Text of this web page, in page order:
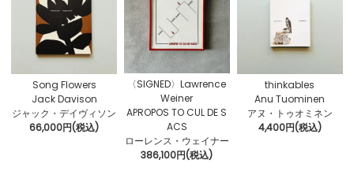
Song Flowers
Jack Davison
ジャック・デイヴィソン
66,000円(税込)
〈SIGNED〉Lawrence
Weiner
APROPOS TO CUL DE S
ACS
ローレンス・ウェイナー
386,100円(税込)
thinkables
Anu Tuominen
アヌ・トゥオミネン
4,400円(税込)